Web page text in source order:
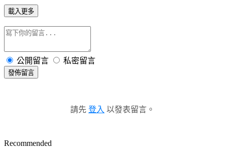
載入更多
公開留言 私密留言
發佈留言
請先 登入 以發表留言。
Recommended